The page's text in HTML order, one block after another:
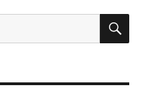
搜